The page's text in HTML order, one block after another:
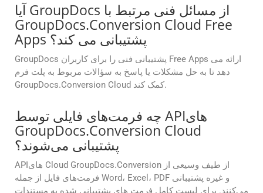
آیا GroupDocs از مسائل فنی مرتبط با
GroupDocs.Conversion Cloud Free
Apps پشتیبانی می کند؟
GroupDocs پشتیبانی فنی را برای کاربران Free Apps ارائه می
دهد تا به حل مشکلات یا پاسخ به سؤالات مربوط به پلت فرم
GroupDocs.Conversion Cloud کمک کند.
چه فرمت‌های فایلی توسط APIهای
GroupDocs.Conversion Cloud
پشتیبانی می‌شوند؟
APIهای Cloud GroupDocs.Conversion از طیف وسیعی از
فرمت‌های فایل از جمله Word، Excel، PDF و غیره پشتیبانی
می‌کنند. برای لیست کامل فرمت های پشتیبانی شده به مستندات